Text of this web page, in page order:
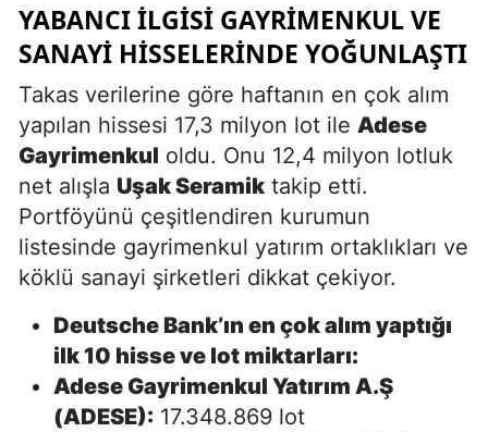
YABANCI İLGISI GAYRIMENKUL VE
SANAYI HISSELERINDE YOĞUNLAŞTI
Takas verilerine göre haftanın en çok alım
yapılan hissesi 17,3 milyon lot ile Adese
Gayrimenkul oldu. Onu 12,4 milyon lotluk
net alışla Uşak Seramik takip etti.
Portföyünü çeşitlendiren kurumun
listesinde gayrimenkul yatırım ortaklıkları ve
köklü sanayi şirketleri dikkat çekiyor.
Deutsche Bank’ın en çok alım yaptığı
ilk 10 hisse ve lot miktarları:
Adese Gayrimenkul Yatırım A.Ş
(ADESE): 17.348.869 lot